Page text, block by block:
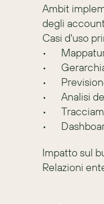
Ambit
degli
Casi d'uso
•
•
•
•
•
•
Impatto sul
Relazioni